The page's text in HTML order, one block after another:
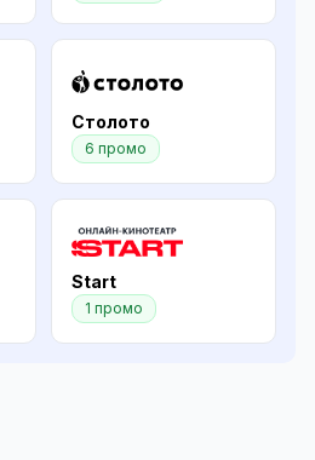
Столото
6 промо
Start
1 промо